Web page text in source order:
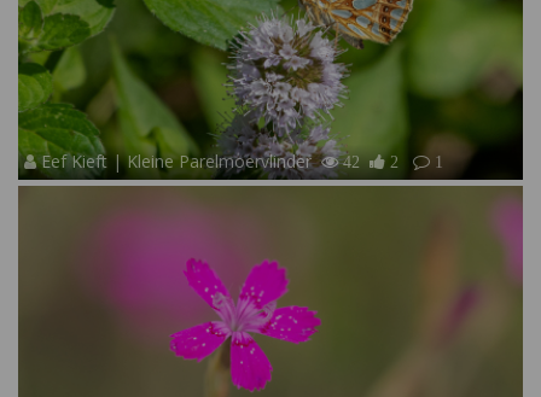
Eef Kieft | Kleine Parelmoervlinder 42 2 1